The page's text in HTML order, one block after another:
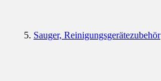
Sauger, Reinigungsgerätezubehör